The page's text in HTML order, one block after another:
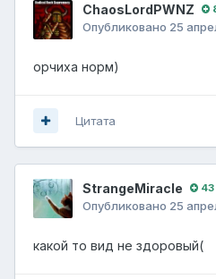
ChaosLordPWNZ
Опубликовано 25
орчиха норм)
Цитата
StrangeMiracle 43
Опубликовано 25
какой то вид не здоровый(